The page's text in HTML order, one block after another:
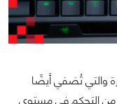
والتي تُضفي أيضًا
التحكم في مستوى